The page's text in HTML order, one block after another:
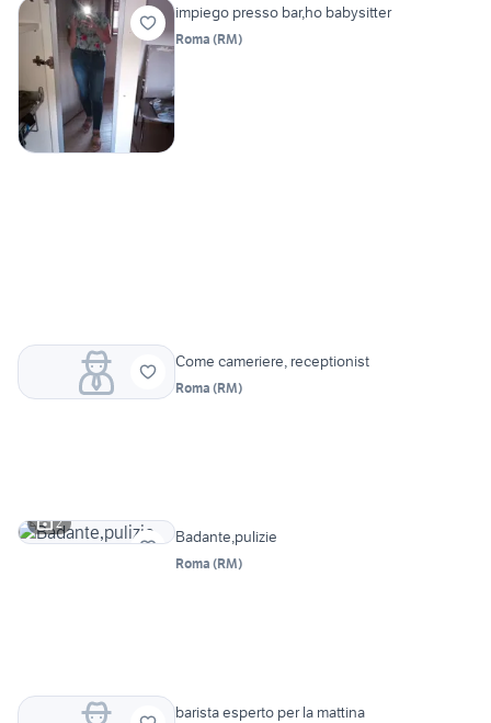
impiego presso bar,ho babysitter
Roma (RM)
Come cameriere, receptionist
Roma (RM)
2
Badante,pulizie
Roma (RM)
barista esperto per la mattina